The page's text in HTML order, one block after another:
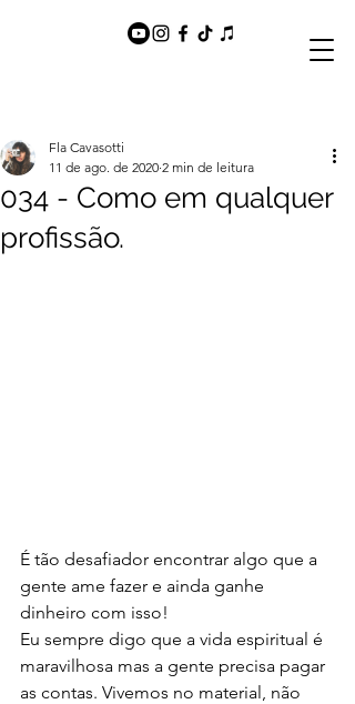
034 - Como em qualquer
profissão.
Fla Cavasotti
11 de ago. de 2020 2 min de leitura
É tão desafiador encontrar algo que a
gente ame fazer e ainda ganhe
dinheiro com isso!
Eu sempre digo que a vida espiritual é
maravilhosa mas a gente precisa pagar
as contas. Vivemos no material, não